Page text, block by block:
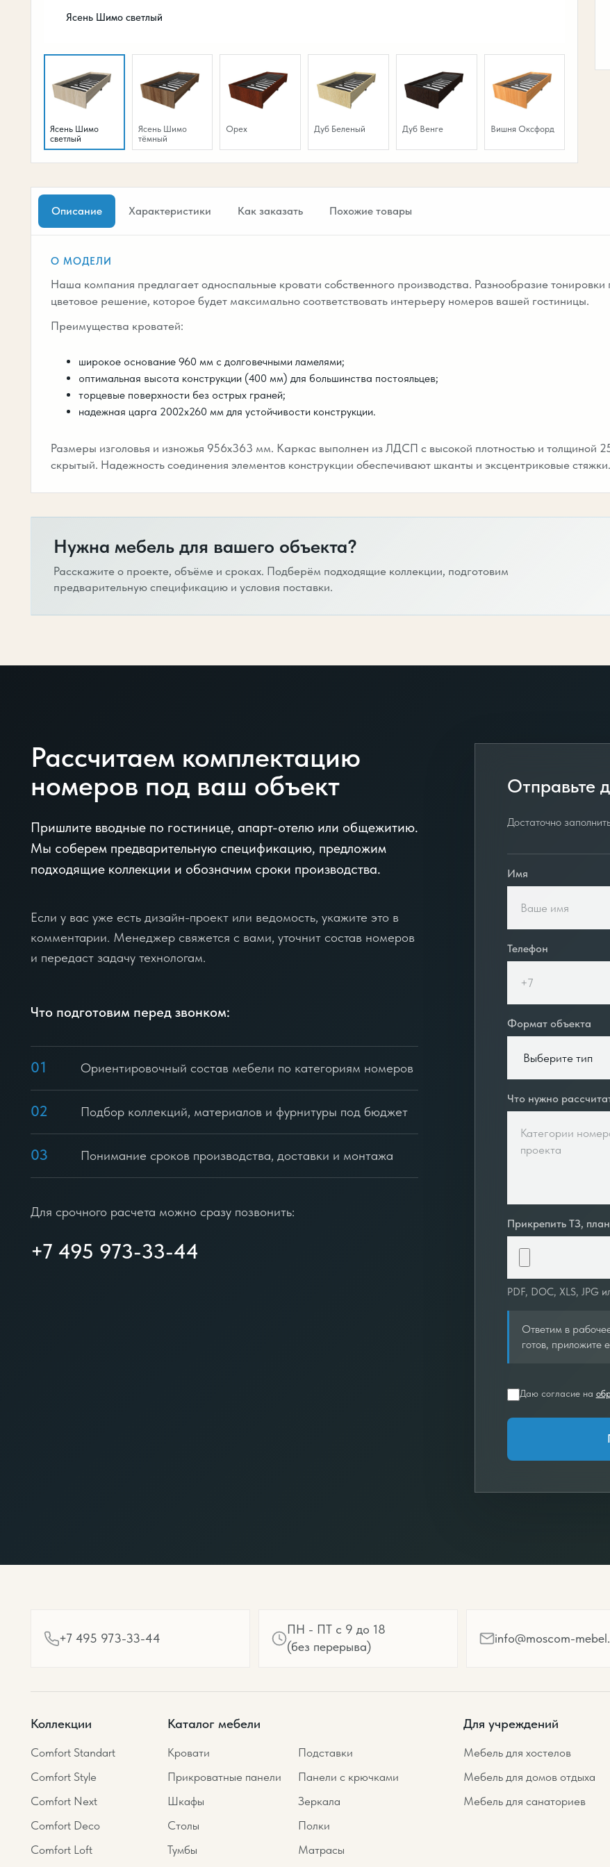
Ясень Шимо светлый
Ясень Шимо
светлый
Ясень Шимо
тёмный
Орех Дуб Беленый Дуб Венге Вишня Оксфорд
Описание Характеристики Как заказать Похожие товары
О МОДЕЛИ
Наша компания предлагает односпальные кровати собственного производства. Разнообразие тонировки
цветовое решение, которое будет максимально соответствовать интерьеру номеров вашей гостиницы.
Преимущества кроватей:
широкое основание 960 мм с долговечными ламелями;
оптимальная высота конструкции (400 мм) для большинства постояльцев;
торцевые поверхности без острых граней;
надежная царга 2002х260 мм для устойчивости конструкции.
Размеры изголовья и изножья 956х363 мм. Каркас выполнен из ЛДСП с высокой плотностью и толщиной
скрытый. Надежность соединения элементов конструкции обеспечивают шканты и эксцентриковые стяжки.
Нужна мебель для вашего объекта?
Расскажите о проекте, объёме и сроках. Подберём подходящие коллекции, подготовим
предварительную спецификацию и условия поставки.
Рассчитаем комплектацию
номеров под ваш объект
Пришлите вводные по гостинице, апарт-отелю или общежитию.
Мы соберем предварительную спецификацию, предложим
подходящие коллекции и обозначим сроки производства.
Если у вас уже есть дизайн-проект или ведомость, укажите это в
комментарии. Менеджер свяжется с вами, уточнит состав номеров
и передаст задачу технологам.
Что подготовим перед звонком:
01 Ориентировочный состав мебели по категориям номеров
02 Подбор коллекций, материалов и фурнитуры под бюджет
03 Понимание сроков производства, доставки и монтажа
Для срочного расчета можно сразу позвонить:
+7 495 973-33-44
Отправьте
Достаточно
Имя
Телефон
Формат объекта
Что нужно
Прикрепить ТЗ,
PDF, DOC, XLS, JPG
Ответим в
готов, приложите
Даю согласие на
+7 495 973-33-44
ПН - ПТ с 9 до 18
(без перерыва)
info@moscom-
Коллекции
Comfort Standart
Comfort Style
Comfort Next
Comfort Deco
Comfort Loft
Каталог мебели
Кровати
Прикроватные панели
Шкафы
Столы
Тумбы
Подставки
Панели с крючками
Зеркала
Полки
Матрасы
Для учреждений
Мебель для хостелов
Мебель для домов отдыха
Мебель для санаториев